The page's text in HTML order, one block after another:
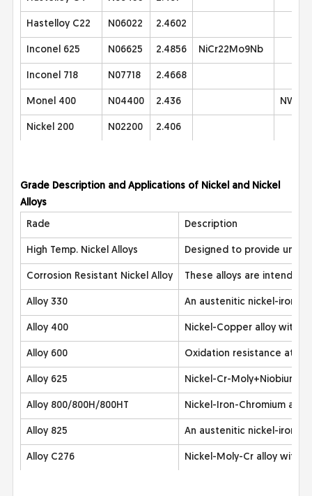
Hastelloy C22 N06022 2.4602
Inconel 625 N06625 2.4856 NiCr22Mo9Nb
Inconel 718 N07718 2.4668
Monel 400 N04400 2.436 NW
Nickel 200 N02200 2.406
Grade Description and Applications of Nickel and Nickel
Alloys
Rade Description
High Temp. Nickel Alloys Designed to provide
Corrosion Resistant Nickel Alloy These alloys are intended
Alloy 330 An austenitic nickel-iron-
Alloy 400 Nickel-Copper alloy with
Alloy 600 Oxidation resistance at
Alloy 625 Nickel-Cr-Moly+Niobium
Alloy 800/800H/800HT Nickel-Iron-Chromium
Alloy 825 An austenitic nickel-iron-
Alloy C276 Nickel-Moly-Cr alloy with